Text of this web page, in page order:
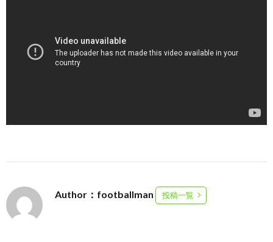
Author：footballman 投稿一覧